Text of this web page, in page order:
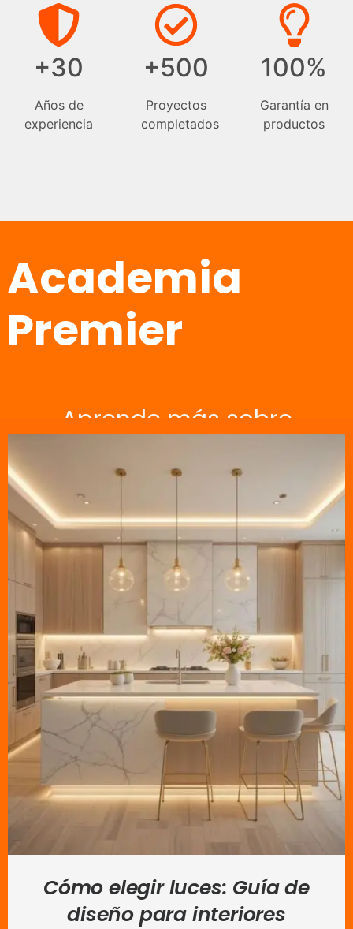
+30
Años de
experiencia
+500
Proyectos
completados
100%
Garantía en
productos
Academia
Premier
Aprende más sobre
iluminación en nuestro blog
Cómo elegir luces: Guía de
diseño para interiores